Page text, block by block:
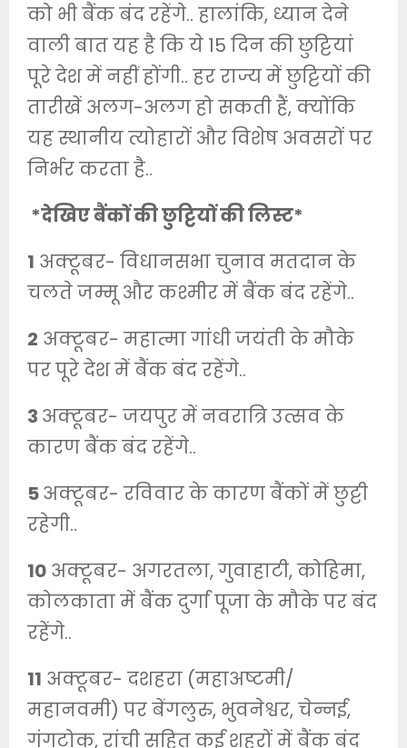
को भी बैंक बंद रहेंगे.. हालांकि, ध्यान देने
वाली बात यह है कि ये 15 दिन की छुट्टियां
पूरे देश में नहीं होंगी.. हर राज्य में छुट्टियों की
तारीखें अलग-अलग हो सकती हैं, क्योंकि
यह स्थानीय त्योहारों और विशेष अवसरों पर
निर्भर करता है..
*देखिए बैंकों की छुट्टियों की लिस्ट*
1 अक्टूबर- विधानसभा चुनाव मतदान के
चलते जम्मू और कश्मीर में बैंक बंद रहेंगे..
2 अक्टूबर- महात्मा गांधी जयंती के मौके
पर पूरे देश में बैंक बंद रहेंगे..
3 अक्टूबर- जयपुर में नवरात्रि उत्सव के
कारण बैंक बंद रहेंगे..
5अक्टूबर- रविवार के कारण बैंकों में छुट्टी
रहेगी..
10 अक्टूबर- अगरतला, गुवाहाटी, कोहिमा,
कोलकाता में बैंक दुर्गा पूजा के मौके पर बंद
रहेंगे..
11 अक्टूबर- दशहरा (महाअष्टमी/
महानवमी) पर बेंगलुरु, भुवनेश्वर, चेन्नई,
गंगटोक, रांची सहित कई शहरों में बैंक बंद